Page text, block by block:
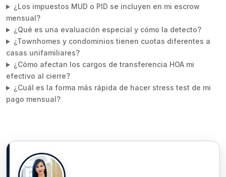
¿Los impuestos MUD o PID se incluyen en mi escrow
mensual?
¿Qué es una evaluación especial y cómo la detecto?
¿Townhomes y condominios tienen cuotas diferentes a
casas unifamiliares?
¿Cómo afectan los cargos de transferencia HOA mi
efectivo al cierre?
¿Cuál es la forma más rápida de hacer stress test de mi
pago mensual?